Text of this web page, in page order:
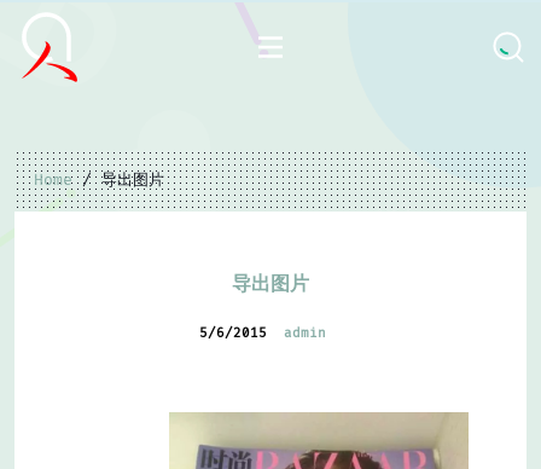
Home / 导出图片
导出图片
5/6/2015 admin